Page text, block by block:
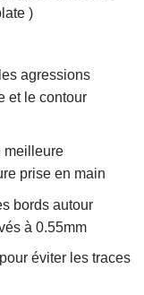
)
agressions
et le contour
meilleure
prise en main
bords autour
à 0.55mm
éviter les traces